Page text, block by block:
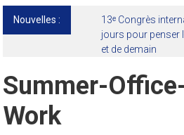
Nouvelles :
13ᵉ Congrès
jours pour penser
et de demain
Summer-
Work